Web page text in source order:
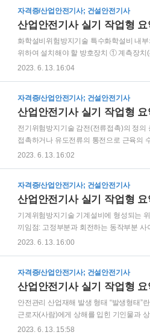
④ 폭 30센티미터 이상의 작업발판을 설치
로자 외 접근을 금지한다. 중대재해 발생
황 ② 조치 및 전망 ③ 기타 중요한 사항 ④
통로의 끝이나 개구부로서 근로자가 추락
자격증/산업안전기사; 건설안전기사
화학설비위험방지기술 특수화학설비 내
위하여 설치해야 할 방호장치 ① 계측장
동경보장치 ③ 긴급차단장치 특수화학설
연성 액체가 비등하고 증기가 팽창하면서
UVCE(증기운폭발): 인화성가스가 대기중
화원에 의하여 순간적으로 모든 가스가
의 광물(용융고열물)을 취급하는 피트에
2023. 6. 13. 16:04
자격증/산업안전기사; 건설안전기사
전기위험방지기술 감전(전류접촉)의 정의
접촉하거나 유도전류의 통전으로 근육의
생한 경우 또는 특별고압 등에 접근함에
것 ② 차단장치나 단로기 등에 잠금장치 및
를 완전히 방전시킬 것 ④ 검전기를 이용
지를 확인할 것 ⑤ 단락 접지기구를 이용
항(안전조치 사항) ① 개폐기 관리 ② 단락
2023. 6. 13. 16:02
자격증/산업안전기사; 건설안전기사
기계위험방지기술 기계설비에 형성되는
끼임점: 고정부분과 회전하는 동작부분
왕복운동 부분과 고정부분 사이에서 형성
의 회전체에 물려 들어가는 위험점 ⑥ 접선
향으로 물려 들어가는 위험점 유해ㆍ위험
근로자의 준수사항 ① 방호조치를 해체하
해체할 것 ② 방호조치 해체사유가 소멸된
2023. 6. 13. 16:00
자격증/산업안전기사; 건설안전기사
산업안전기사 실기 작업형 요
안전관리 산업재해 발생 형태 “발생형태”
근로자(사람)에게 상해를 입힌 기인물과
이가 있는 곳에서 사람이 떨어짐)”이라 함
2023. 6. 13. 15:58